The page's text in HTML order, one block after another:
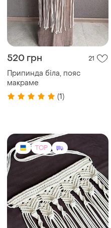
520 грн 21
Припинда біла, пояс
макраме
(1)
TOP